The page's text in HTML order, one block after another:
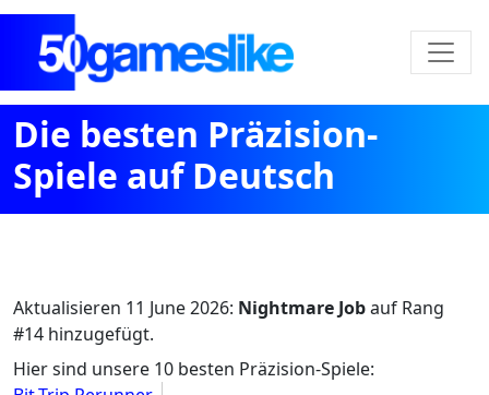
Die besten Präzision-
Spiele auf Deutsch
Aktualisieren 11 June 2026: Nightmare Jobauf Rang
#14 hinzugefügt.
Hier sind unsere 10 besten Präzision-Spiele: